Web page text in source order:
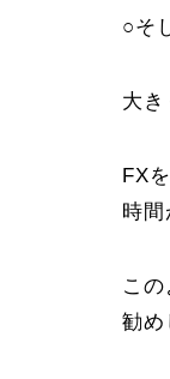
○そ
大き
FX
時間
こ
勧め